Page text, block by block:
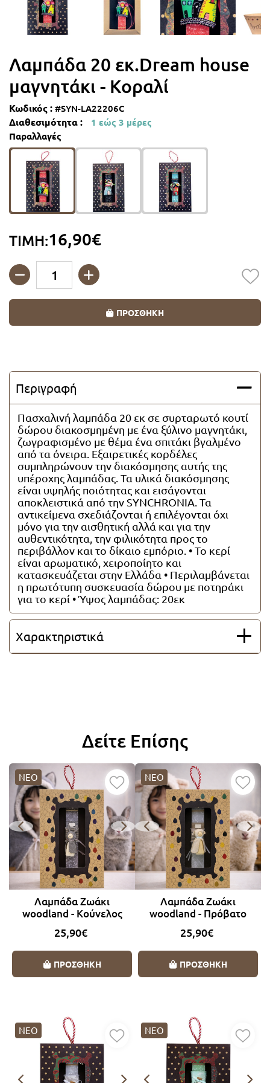
Λαμπάδες με μονόκερους
Λαμπάδες με πριγκίπισσες
Λαμπάδες goth
Λαμπάδες αθλήματα
Λαμπάδες με αυτοκίνητα
Λαμπάδες Ρετρό
Λαμπάδες Super Ήρωες
Λαμπάδες για ζευγάρια
Λαμπάδες με καρδιές
Λαμπάδες με πορσελάνη
Λαμπάδες Οικολογικές
Λαμπάδες Θαλασσινά θέματα
Λαμπάδες με μπρελόκ
Όλες οι λαμπάδες
Λαμπάδα 20 εκ.Dream house
μαγνητάκι - Κοραλί
Κωδικός : #SYN-LA22206C
Διαθεσιμότητα :
1 εώς 3 μέρες
Παραλλαγές
ΤΙΜΗ:16,90€
ΠΡΟΣΘΗΚΗ
Περιγραφή
Πασχαλινή λαμπάδα 20 εκ σε συρταρωτό κουτί
δώρου διακοσμημένη με ένα ξύλινο μαγνητάκι,
ζωγραφισμένο με θέμα ένα σπιτάκι βγαλμένο
από τα όνειρα. Εξαιρετικές κορδέλες
συμπληρώνουν την διακόσμησης αυτής της
υπέροχης λαμπάδας. Τα υλικά διακόσμησης
είναι υψηλής ποιότητας και εισάγονται
αποκλειστικά από την SYNCHRONIA. Τα
αντικείμενα σχεδιάζονται ή επιλέγονται όχι
μόνο για την αισθητική αλλά και για την
αυθεντικότητα, την φιλικότητα προς το
περιβάλλον και το δίκαιο εμπόριο. • Το κερί
είναι αρωματικό, χειροποίητο και
κατασκευάζεται στην Ελλάδα • Περιλαμβάνεται
η πρωτότυπη συσκευασία δώρου με ποτηράκι
για το κερί • Ύψος λαμπάδας: 20εκ
Χαρακτηριστικά
Δείτε Επίσης
ΝΕΟ
Λαμπάδα Ζωάκι
woodland - Κούνελος
25,90€
ΠΡΟΣΘΗΚΗ
ΝΕΟ
Λαμπάδα Ζωάκι
woodland - Πρόβατο
25,90€
ΠΡΟΣΘΗΚΗ
ΝΕΟ ΝΕΟ